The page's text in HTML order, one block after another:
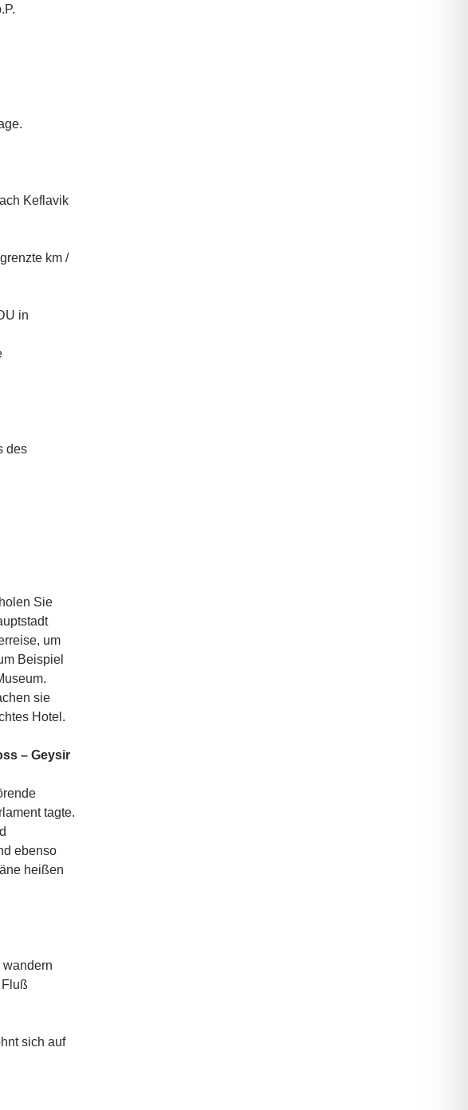
Keflavik
km /
in
des
Sie
um
Beispiel
sie
Hotel.
– Geysir
tagte.
ebenso
heißen
wandern
sich auf